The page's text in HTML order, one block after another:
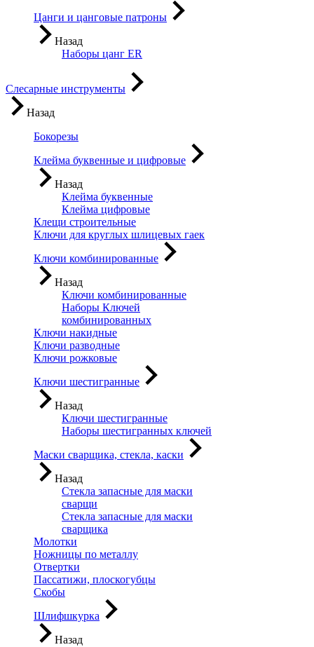
Цанги и цанговые патроны
Назад
Наборы цанг ER
Слесарные инструменты
Назад
Бокорезы
Клейма буквенные и цифровые
Назад
Клейма буквенные
Клейма цифровые
Клещи строительные
Ключи для круглых шлицевых гаек
Ключи комбинированные
Назад
Ключи комбинированные
Наборы Ключей
комбинированных
Ключи накидные
Ключи разводные
Ключи рожковые
Ключи шестигранные
Назад
Ключи шестигранные
Наборы шестигранных ключей
Маски сварщика, стекла, каски
Назад
Стекла запасные для маски
сварщи
Стекла запасные для маски
сварщика
Молотки
Ножницы по металлу
Отвертки
Пассатижи, плоскогубцы
Скобы
Шлифшкурка
Назад